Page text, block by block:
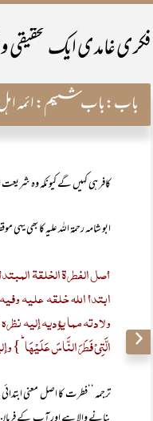
فکری غامدی ایک تحقیقی و
باب:باب ششم: ائمہ
کافر ہی کہیں گے کیونکہ وہ شریعت
ابو شامہ رحمۃ اللہ علیہ کا بھی
أصل الفطرة الخلقة
ابتدأ اللہ خلقه علیه
ولادتہ مما یؤدیہ إلیه
الَّتِیۡ فَطَرَ النَّاسَ عَلَیۡہَا ؕ}
ترجمہ ’’فطرت کا اصل معنی